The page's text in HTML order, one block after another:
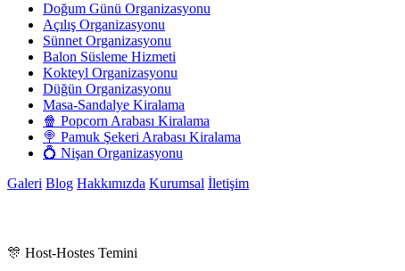
Doğum Günü Organizasyonu
Açılış Organizasyonu
Sünnet Organizasyonu
Balon Süsleme Hizmeti
Kokteyl Organizasyonu
Düğün Organizasyonu
Masa-Sandalye Kiralama
🍿 Popcorn Arabası Kiralama
🍭 Pamuk Şekeri Arabası Kiralama
💍 Nişan Organizasyonu
Galeri Blog Hakkımızda Kurumsal İletişim
🎊 Host-Hostes Temini